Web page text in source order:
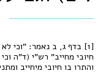
[1] בדף ג, ב נאמר: "וכי
חיובי מחייב" רש"י (ד"ה
והתרו בו חיובי מיחייב